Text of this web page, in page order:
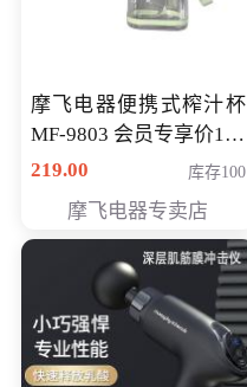
摩飞电器便携式榨汁杯
MF-9803 会员专享价138
元
219.00 库存100
摩飞电器专卖店